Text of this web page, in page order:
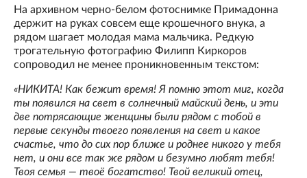
На архивном черно-белом фотоснимке Примадонна
держит на руках совсем еще крошечного внука, а
рядом шагает молодая мама мальчика. Редкую
трогательную фотографию Филипп Киркоров
сопроводил не менее проникновенным текстом:
«НИКИТА! Как бежит время! Я помню этот миг, когда
ты появился на свет в солнечный майский день, и эти
две потрясающие женщины были рядом с тобой в
первые секунды твоего появления на свет и какое
счастье, что до сих пор ближе и роднее никого у тебя
нет, и они все так же рядом и безумно любят тебя!
Твоя семья — твоё богатство! Твой великий отец,